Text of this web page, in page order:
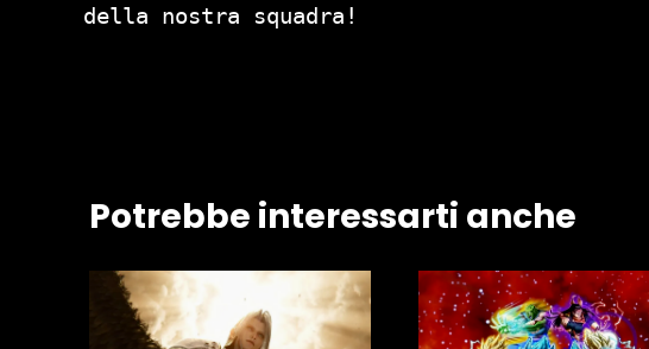
della nostra squadra!
Potrebbe interessarti anche